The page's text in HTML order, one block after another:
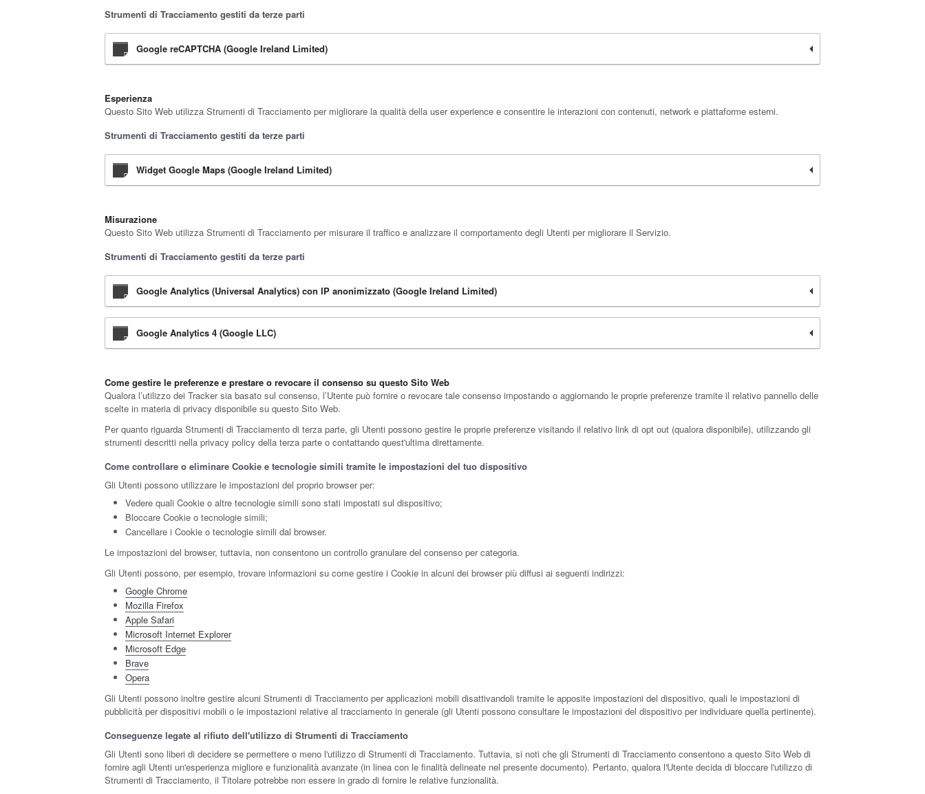
Strumenti di Tracciamento gestiti da terze parti
Google reCAPTCHA (Google Ireland Limited)
Esperienza
Questo Sito Web utilizza Strumenti di Tracciamento per migliorare la qualità della user experience e consentire le interazioni con contenuti, network e piattaforme esterni.
Strumenti di Tracciamento gestiti da terze parti
Widget Google Maps (Google Ireland Limited)
Misurazione
Questo Sito Web utilizza Strumenti di Tracciamento per misurare il traffico e analizzare il comportamento degli Utenti per migliorare il Servizio.
Strumenti di Tracciamento gestiti da terze parti
Google Analytics (Universal Analytics) con IP anonimizzato (Google Ireland Limited)
Google Analytics 4 (Google LLC)
Come gestire le preferenze e prestare o revocare il consenso su questo Sito Web
Qualora l’utilizzo dei Tracker sia basato sul consenso, l’Utente può fornire o revocare tale consenso impostando o aggiornando le proprie preferenze tramite il relativo pannello delle
scelte in materia di privacy disponibile su questo Sito Web.
Per quanto riguarda Strumenti di Tracciamento di terza parte, gli Utenti possono gestire le proprie preferenze visitando il relativo link di opt out (qualora disponibile), utilizzando gli
strumenti descritti nella privacy policy della terza parte o contattando quest'ultima direttamente.
Come controllare o eliminare Cookie e tecnologie simili tramite le impostazioni del tuo dispositivo
Gli Utenti possono utilizzare le impostazioni del proprio browser per:
Vedere quali Cookie o altre tecnologie simili sono stati impostati sul dispositivo;
Bloccare Cookie o tecnologie simili;
Cancellare i Cookie o tecnologie simili dal browser.
Le impostazioni del browser, tuttavia, non consentono un controllo granulare del consenso per categoria.
Gli Utenti possono, per esempio, trovare informazioni su come gestire i Cookie in alcuni dei browser più diffusi ai seguenti indirizzi:
Google Chrome
Mozilla Firefox
Apple Safari
Microsoft Internet Explorer
Microsoft Edge
Brave
Opera
Gli Utenti possono inoltre gestire alcuni Strumenti di Tracciamento per applicazioni mobili disattivandoli tramite le apposite impostazioni del dispositivo, quali le impostazioni di
pubblicità per dispositivi mobili o le impostazioni relative al tracciamento in generale (gli Utenti possono consultare le impostazioni del dispositivo per individuare quella pertinente).
Conseguenze legate al rifiuto dell'utilizzo di Strumenti di Tracciamento
Gli Utenti sono liberi di decidere se permettere o meno l'utilizzo di Strumenti di Tracciamento. Tuttavia, si noti che gli Strumenti di Tracciamento consentono a questo Sito Web di
fornire agli Utenti un'esperienza migliore e funzionalità avanzate (in linea con le finalità delineate nel presente documento). Pertanto, qualora l'Utente decida di bloccare l'utilizzo di
Strumenti di Tracciamento, il Titolare potrebbe non essere in grado di fornire le relative funzionalità.